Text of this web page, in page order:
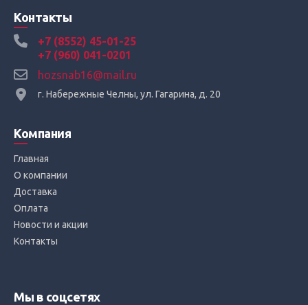
Контакты
+7 (8552) 45-01-25
+7 (960) 041-0201
hozsnab16@mail.ru
г. Набережные Челны, ул. Гагарина, д. 20
Компания
Главная
О компании
Доставка
Оплата
Новости и акции
Контакты
Мы в соцсетях